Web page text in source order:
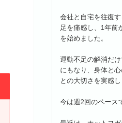
会社と自宅を往復
足を痛感し、1年前
を始めました。
運動不足の解消だ
にもなり、身体と
との大切さを実感し
今は週2回のペース